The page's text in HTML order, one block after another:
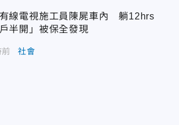
線電視施工員陳屍車內 躺12hrs
戶半開」被保全發現
社會